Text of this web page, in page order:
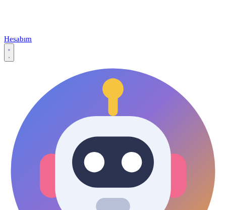
Hesabım